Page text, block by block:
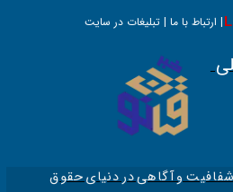
با ما | تبلیغات در سایت
و آگاهی در دنیای حقوق​​​​​​​